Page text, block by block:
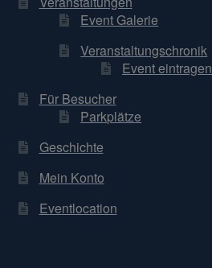
Event Galerie
Veranstaltungschronik
Event eintragen
Für Besucher
Parkplätze
Geschichte
Mein Konto
Eventlocation